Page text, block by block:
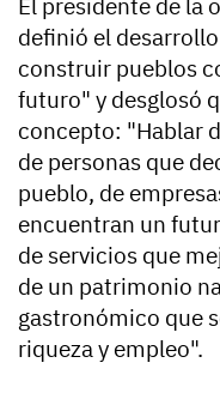
El presidente de la
definió el
construir pueblos
futuro" y desglosó
concepto: "Hablar
de personas que
pueblo, de
encuentran un
de servicios que
de un patrimonio
gastronómico que
riqueza y empleo".